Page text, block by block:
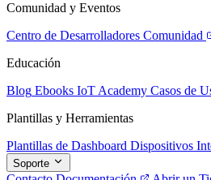
Comunidad y Eventos
Centro de Desarrolladores Comunidad
Educación
Blog Ebooks IoT Academy Casos de
Plantillas y Herramientas
Plantillas de Dashboard Dispositivos
Soporte